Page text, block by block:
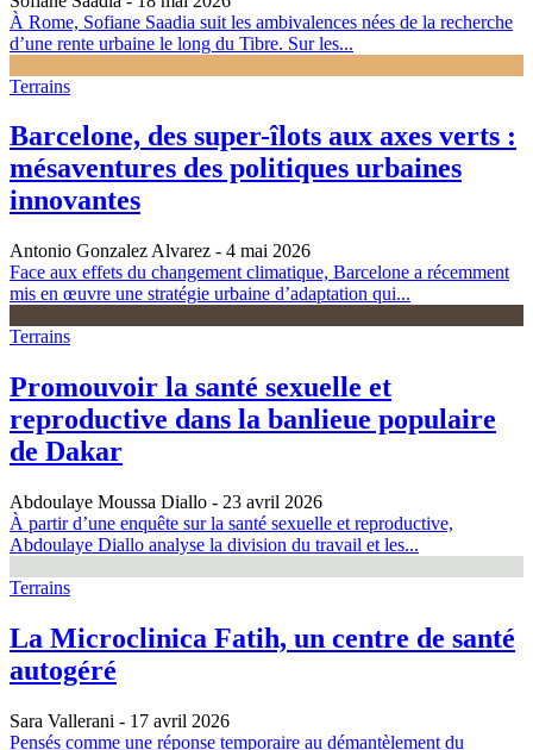
À Rome, Sofiane Saadia suit les ambivalences nées de la recherche
d’une rente urbaine le long du Tibre. Sur les...
Terrains
Barcelone, des super-îlots aux axes verts :
mésaventures des politiques urbaines
innovantes
Antonio Gonzalez Alvarez - 4 mai 2026
Face aux effets du changement climatique, Barcelone a récemment
mis en œuvre une stratégie urbaine d’adaptation qui...
Terrains
Promouvoir la santé sexuelle et
reproductive dans la banlieue populaire
de Dakar
Abdoulaye Moussa Diallo - 23 avril 2026
À partir d’une enquête sur la santé sexuelle et reproductive,
Abdoulaye Diallo analyse la division du travail et les...
Terrains
La Microclinica Fatih, un centre de santé
autogéré
Sara Vallerani - 17 avril 2026
Pensés comme une réponse temporaire au démantèlement du